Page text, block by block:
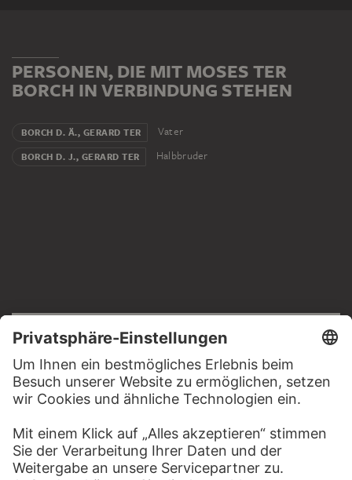
PERSONEN, DIE MIT MOSES TER
BORCH IN VERBINDUNG STEHEN
BORCH D. Ä., GERARD TER Vater
BORCH D. J., GERARD TER Halbbruder
Impressum
Datenschutz
Copyright © 2026 Städel Museum
All rights reserved.
DIGITALE SAMMLUNG
Startseite
Werke